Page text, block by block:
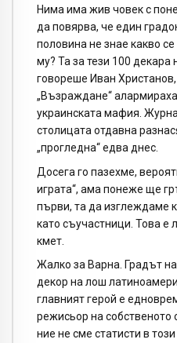
Нима има жив човек с
да повярва, че един
половина не знае какво
му? Та за тези 100 декара
говореше Иван
„Възраждане“
украинската мафия.
столицата отдавна
„прогледна“ едва днес.
Досега го пазехме,
играта“, ама понеже ще
първи, та да изглеждаме
като съучастници. Това е
кмет.
Жалко за Варна. Градът
декор на лош
главният герой е
режисьор на собственото
ние не сме статисти в